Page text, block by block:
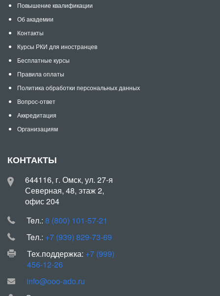
Повышение квалификации
Об академии
Контакты
Курсы РКИ для иностранцев
Бесплатные курсы
Правила оплаты
Политика обработки персональных данных
Вопрос-ответ
Аккредитация
Организациям
КОНТАКТЫ
644116, г. Омск, ул. 27-я
Северная, 48, этаж 2,
офис 204
Teл.: 8 (800) 101-57-21
Teл.: +7 (939) 829-73-69
Тех.поддержка: +7 (999)
456-12-26
info@ooo-ado.ru